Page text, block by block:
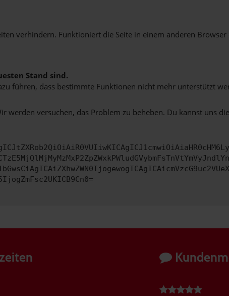
verhindern. Funktioniert die Seite in einem anderen
Stand sind.
führen, dass bestimmte Funktionen nicht mehr unterstützt
versuchen, das Problem zu beheben. Du kannst uns